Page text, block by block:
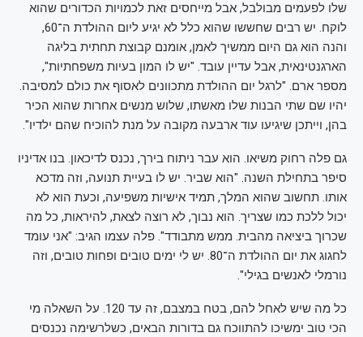
שלו לפעמים מבולבל, אבל מייחסים זאת לכמויות הכדורים שהוא
לוקח. יש רבים שחששו שהוא כלל לא יגיע ליום ההולדת ה־60,
והנה הוא גם היום ממשיך לאמן, אומנם קבוצת תחתית בליגה
הארגנטינאית, אבל עדיין עובד. "יש לו המון בעיות משפחתיות",
מספר ארם. "לרגל יום ההולדת מתכוונים לאסוף את כולם למסיבה.
יהיו שם שתי הבנות שלו מאשתו, שלוש מנשים אחרות שהוא הכיר
בהן, וייתכן שיגיעו עוד ארבעה מקובה על מנת להוכיח שהם ילדיו".
גם פלה רחוק משיאו. הוא עבר ניתוח בירך, נכנס לדיכאון. בנו אדיניו
סיפר בתחילת השנה. "הוא שביר. יש לו בעיית תנועה, וזה מדכא
אותו. תחשוב שהוא המלך, תמיד אישיות משפיעה, וכעת הוא לא
יכול ללכת כמו שצריך. הוא נבוך, לא רוצה לצאת, להיראות, כל מה
שכרוך ביציאה מהבית. ממש מתבודד". פלה עצמו הגיב: "אני עומד
לחגוג את יום ההולדת ה־80. יש לי ימים טובים ופחות טובים, וזה
נורמלי לאנשים בגילי".
כל מה שיש לאחל להם, בטח במצבם, זה עד 120. על השאלה מי
הכי טוב ימשיכו להתווכח גם בדורות הבאים, כשלרשימה נכנסים